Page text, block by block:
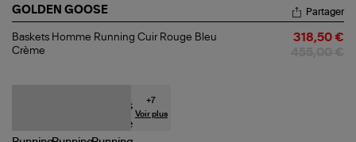
GOLDEN GOOSE
Baskets
Homme
Partager
Baskets Homme Running Cuir Rouge Bleu
Crème
318,50 €
+7
Voir plus